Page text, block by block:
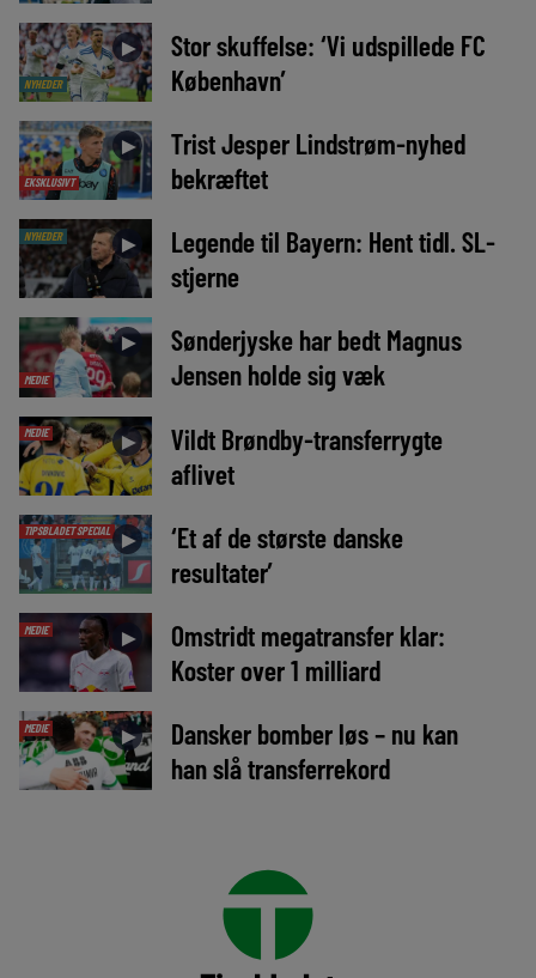
NYHEDER
►
Stor skuffelse: ‘Vi udspillede FC
København’
EKSKLUSIVT
►
Trist Jesper Lindstrøm-nyhed
bekræftet
NYHEDER ►
Legende til Bayern: Hent tidl. SL-
stjerne
MEDIE
►
Sønderjyske har bedt Magnus
Jensen holde sig væk
MEDIE ►
Vildt Brøndby-transferrygte
aflivet
TIPSBLADET SPECIAL ►
‘Et af de største danske
resultater’
MEDIE ►
Omstridt megatransfer klar:
Koster over 1 milliard
MEDIE ►
Dansker bomber løs – nu kan
han slå transferrekord